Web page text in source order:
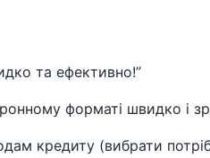
та ефективно!”
форматі швидко і
кредиту (вибрати